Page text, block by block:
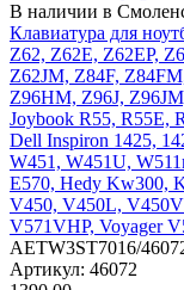
В наличии в
Клавиатура для
Z62, Z62E, Z62EP,
Z62JM, Z84F,
Z96HM, Z96J,
Joybook R55,
Dell Inspiron 1425,
W451, W451U,
E570, Hedy Kw300,
V450, V450L,
V571VHP, Voyager
AETW3ST7016/
Артикул: 46072